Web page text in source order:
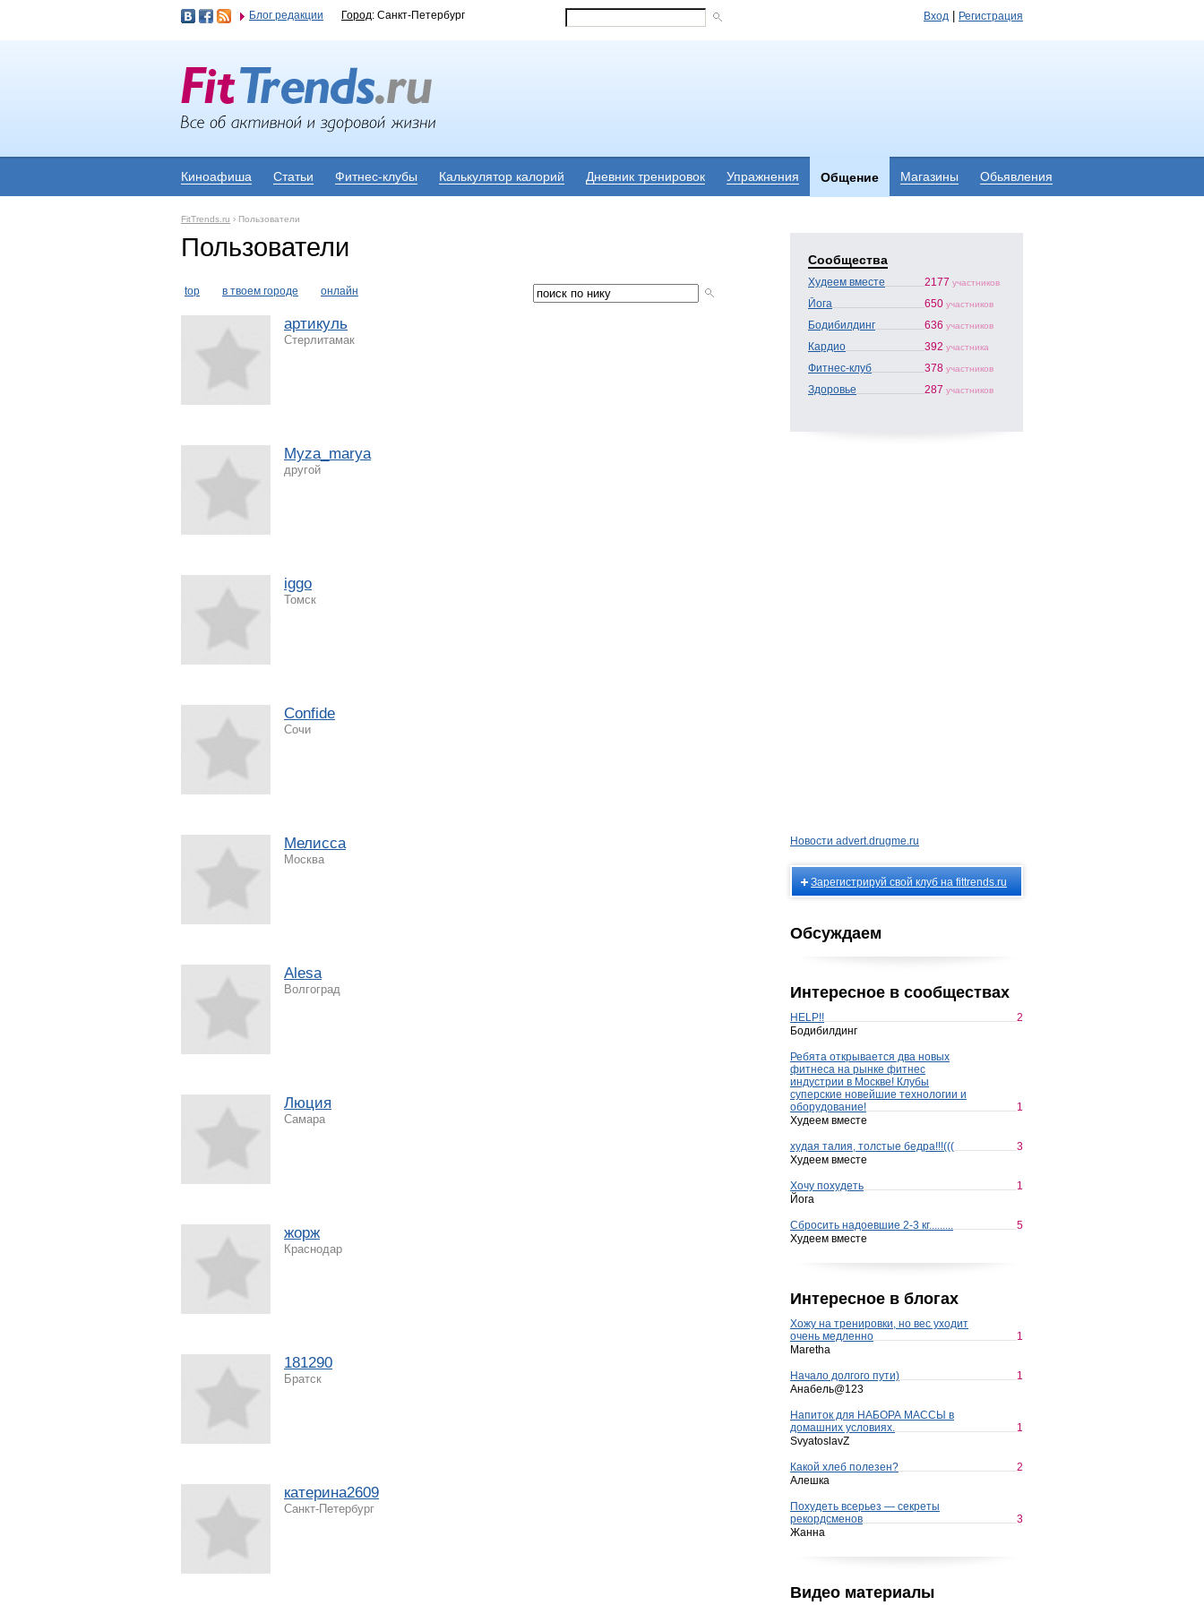
Блог редакции Город: Санкт-Петербург Вход Регистрация
Киноафиша Статьи Фитнес-клубы Калькулятор калорий Дневник тренировок Упражнения Общение Магазины Обьявления
FitTrends.ru › Пользователи
Пользователи
top в твоем городе онлайн
артикуль
Стерлитамак
Myza_marya
другой
iggo
Томск
Confide
Сочи
Мелисса
Москва
Alesa
Волгоград
Люция
Самара
жорж
Краснодар
181290
Братск
катерина2609
Санкт-Петербург
Сообщества
Худеем вместе 2177 участников
Йога 650 участников
Бодибилдинг 636 участников
Кардио 392 участника
Фитнес-клуб 378 участников
Здоровье 287 участников
Новости advert.drugme.ru
Зарегистрируй свой клуб на fittrends.ru
Обсуждаем
Интересное в сообществах
HELP!!
2
Бодибилдинг
Ребята открывается два новых
фитнеса на рынке фитнес
индустрии в Москве! Клубы
суперские новейшие технологии и
оборудование!
1
Худеем вместе
худая талия, толстые бедра!!!(((
3
Худеем вместе
Хочу похудеть
1
Йога
Сбросить надоевшие 2-3 кг.........
5
Худеем вместе
Интересное в блогах
Хожу на тренировки, но вес уходит
очень медленно
1
Maretha
Начало долгого пути)
1
Анабель@123
Напиток для НАБОРА МАССЫ в
домашних условиях.
1
SvyatoslavZ
Какой хлеб полезен?
2
Алешка
Похудеть всерьез — секреты
рекордсменов
3
Жанна
Видео материалы